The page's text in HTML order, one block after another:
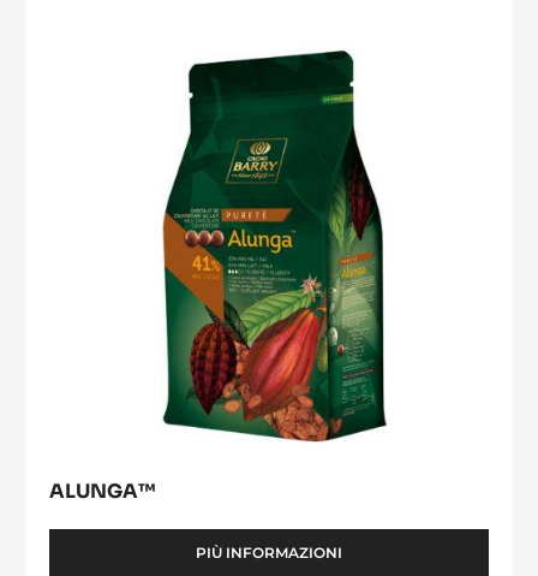
ALUNGA™
PIÙ INFORMAZIONI
-